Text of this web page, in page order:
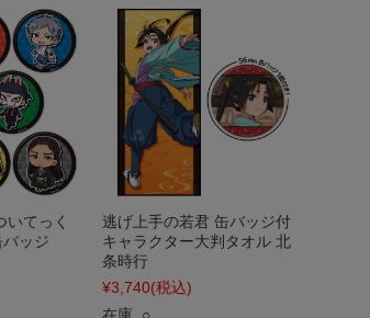
いてっく
バッジ
逃げ上手の若君 缶バッジ付
キャラクター大判タオル 北
条時行
¥3,740(税込)